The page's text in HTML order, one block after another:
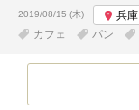
投稿日:
2019/08/15 (木) 兵庫
カフェ
パン